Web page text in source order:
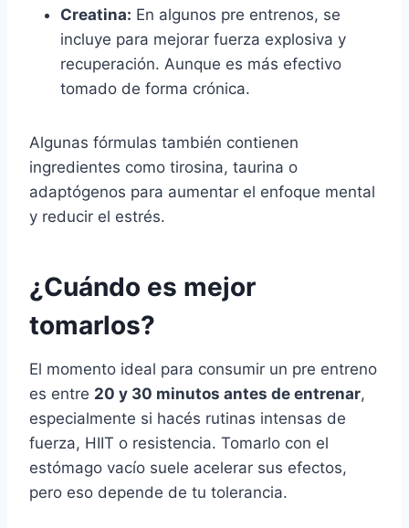
Creatina: En algunos pre entrenos, se
incluye para mejorar fuerza explosiva y
recuperación. Aunque es más efectivo
tomado de forma crónica.
Algunas fórmulas también contienen
ingredientes como tirosina, taurina o
adaptógenos para aumentar el enfoque mental
y reducir el estrés.
¿Cuándo es mejor
tomarlos?
El momento ideal para consumir un pre entreno
es entre 20 y 30 minutos antes de entrenar,
especialmente si hacés rutinas intensas de
fuerza, HIIT o resistencia. Tomarlo con el
estómago vacío suele acelerar sus efectos,
pero eso depende de tu tolerancia.